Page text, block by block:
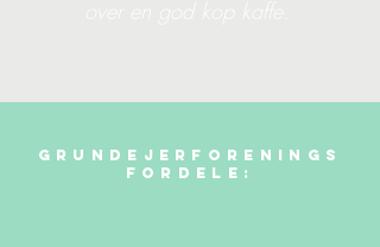
GrundejerforeninGs
fordele: